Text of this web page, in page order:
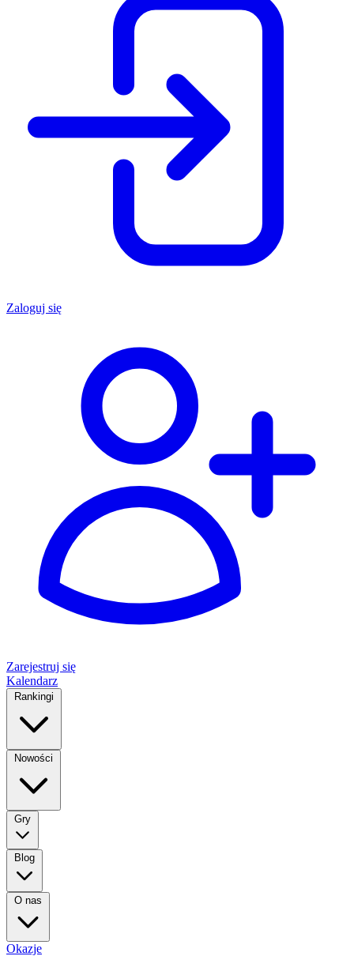
Zaloguj się
Zarejestruj się
Kalendarz
Rankingi
Nowości
Gry
Blog
O nas
Okazje